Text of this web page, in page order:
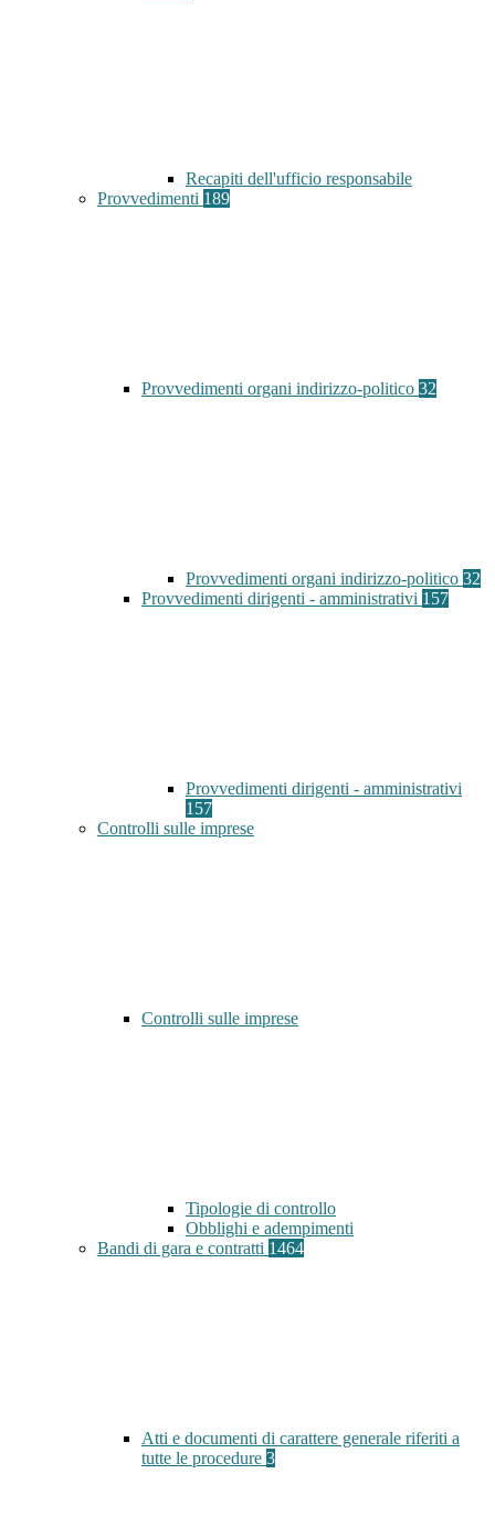
Recapiti dell'ufficio responsabile
Provvedimenti 189
Provvedimenti organi indirizzo-politico 32
Provvedimenti organi indirizzo-politico 32
Provvedimenti dirigenti - amministrativi 157
Provvedimenti dirigenti - amministrativi
157
Controlli sulle imprese
Controlli sulle imprese
Tipologie di controllo
Obblighi e adempimenti
Bandi di gara e contratti 1464
Atti e documenti di carattere generale riferiti a
tutte le procedure 3